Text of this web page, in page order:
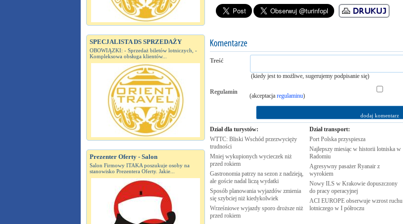
SPECJALISTA DS SPRZEDAŻY
OBOWIĄZKI: - Sprzedaż biletów lotniczych, -
Kompleksowa obsługa klientów...
Prezenter Oferty - Salon
Salon Firmowy ITAKA poszukuje osoby na
stanowisko Prezentera Oferty. Jakie...
Treść
(kiedy jest to możliwe, sugerujemy podpisanie się)
Regulamin
(akceptacja regulaminu)
Dział dla turystów:
WTTC: Bliski Wschód przezwycięży
trudności
Mniej wykupionych wycieczek niż
przed rokiem
Gastronomia patrzy na sezon z nadzieją,
ale goście nadal liczą wydatki
Sposób planowania wyjazdów zmienia
się szybciej niż kiedykolwiek
Wrześniowe wyjazdy sporo droższe niż
przed rokiem
Dział transport:
Port Polska przyspiesza
Najlepszy miesiąc w historii lotniska w
Radomiu
Agresywny pasażer Ryanair z
wyrokiem
Nowy ILS w Krakowie dopuszczony
do pracy operacyjnej
ACI EUROPE obserwuje wzrost ruchu
lotniczego w I półroczu